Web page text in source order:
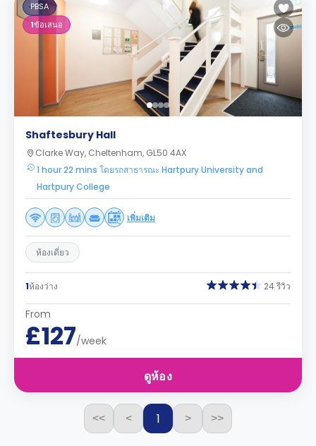
PBSA
1ข้อเสนอ
Shaftesbury Hall
Clarke Way, Cheltenham, GL50 4AX
1 hour 22 mins โดยรถสาธารณะ Hartpury University and
Hartpury College
เพิ่มเติม
ห้องเดี่ยว
1ห้องว่าง 24 รีวิว
From
£127/week
ดูห้อง
<< < 1 > >>